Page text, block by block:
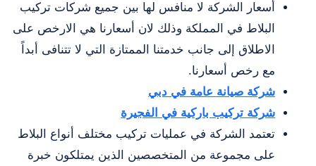
أسعار الشركة لا منافس لها بين جميع شركات تركيب
البلاط في المملكة وذلك لان أسعارنا هي الارخص على
الاطلاق إلى جانب خدمتنا الممتازة التي لا تتنافى أبداً
مع رخص أسعارنا.
شركة صيانة عامة في دبي
شركة تركيب باركية في الفجيرة
تعتمد الشركة في عمليات تركيب مختلف أنواع البلاط
على مجموعة من المتخصصين الذين يمتلكون خبرة